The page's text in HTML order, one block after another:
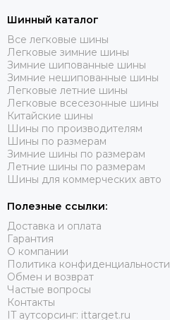
Шинный каталог
Все легковые шины
Легковые зимние шины
Зимние шипованные шины
Зимние нешипованные шины
Легковые летние шины
Легковые всесезонные шины
Китайские шины
Шины по производителям
Шины по размерам
Зимние шины по размерам
Летние шины по размерам
Шины для коммерческих авто
Полезные ссылки:
Доставка и оплата
Гарантия
О компании
Политика конфиденциальности
Обмен и возврат
Частые вопросы
Контакты
IT аутсорсинг: ittarget.ru